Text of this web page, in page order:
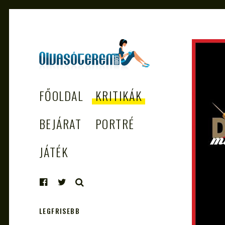
– AZ EGÉSZSÉGES
OLVASÁS
TÁMOGATÓJA
FŐOLDAL
KRITIKÁK
BEJÁRAT
PORTRÉ
JÁTÉK
LEGFRISEBB